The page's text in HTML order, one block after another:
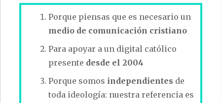
Porque piensas que es necesario un
medio de comunicación cristiano
Para apoyar a un digital católico
presente desde el 2004
Porque somos independientes de
toda ideología: nuestra referencia es